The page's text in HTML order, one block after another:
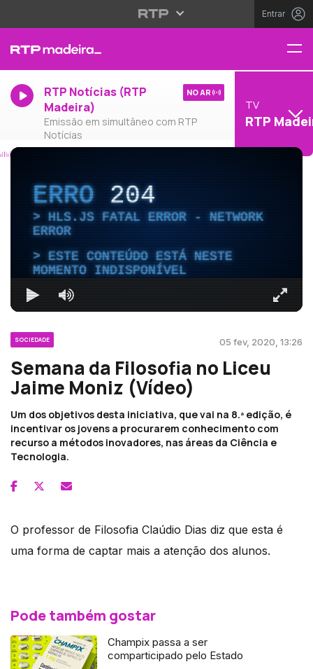
Entrar
RTP Notícias (RTP
Madeira)
Emissão em simultâneo com RTP
Notícias
NO AR
TV
RTP
ERRO204
HLS.JS FATAL ERROR - NETWORK
ERROR
ESTE CONTEÚDO ESTÁ NESTE
MOMENTO INDISPONÍVEL
SOCIEDADE 05 fev, 2020, 13:26
Semana da Filosofia no Liceu
Jaime Moniz (Vídeo)
Um dos objetivos desta iniciativa, que vai na 8.ª edição, é
incentivar os jovens a procurarem conhecimento com
recurso a métodos inovadores, nas áreas da Ciência e
Tecnologia.
O professor de Filosofia Claúdio Dias diz que esta é
uma forma de captar mais a atenção dos alunos.
Pode também gostar
Champix passa a ser
comparticipado pelo Estado